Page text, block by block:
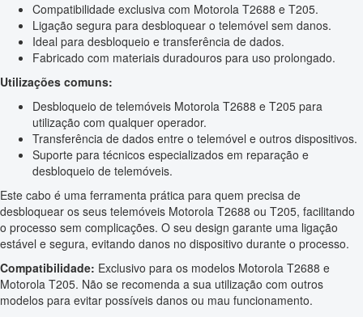
Compatibilidade exclusiva com Motorola T2688 e T205.
Ligação segura para desbloquear o telemóvel sem danos.
Ideal para desbloqueio e transferência de dados.
Fabricado com materiais duradouros para uso prolongado.
Utilizações comuns:
Desbloqueio de telemóveis Motorola T2688 e T205 para
utilização com qualquer operador.
Transferência de dados entre o telemóvel e outros dispositivos.
Suporte para técnicos especializados em reparação e
desbloqueio de telemóveis.
Este cabo é uma ferramenta prática para quem precisa de
desbloquear os seus telemóveis Motorola T2688 ou T205, facilitando
o processo sem complicações. O seu design garante uma ligação
estável e segura, evitando danos no dispositivo durante o processo.
Compatibilidade: Exclusivo para os modelos Motorola T2688 e
Motorola T205. Não se recomenda a sua utilização com outros
modelos para evitar possíveis danos ou mau funcionamento.